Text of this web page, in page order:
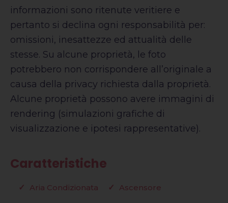
informazioni sono ritenute veritiere e
pertanto si declina ogni responsabilità per:
omissioni, inesattezze ed attualità delle
stesse. Su alcune proprietà, le foto
potrebbero non corrispondere all’originale a
causa della privacy richiesta dalla proprietà.
Alcune proprietà possono avere immagini di
rendering (simulazioni grafiche di
visualizzazione e ipotesi rappresentative).
Caratteristiche
Aria Condizionata Ascensore